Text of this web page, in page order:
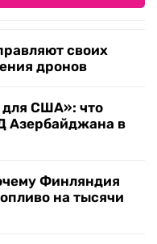
своих
дронов
США»: что
Азербайджана в
Финляндия
на тысячи